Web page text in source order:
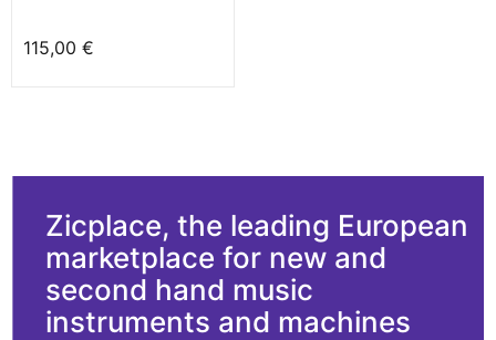
115,00 €
Zicplace, the leading European
marketplace for new and
second hand music
instruments and machines